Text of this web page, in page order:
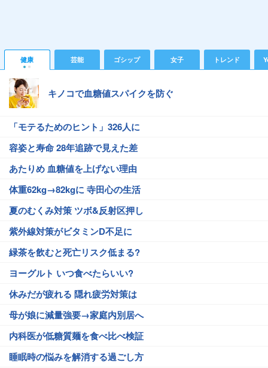
健康 芸能 ゴシップ 女子 トレンド
キノコで血糖値スパイクを防ぐ
「モテるためのヒント」326人に
容姿と寿命 28年追跡で見えた差
あたりめ 血糖値を上げない理由
体重62kg→82kgに 寺田心の生活
夏のむくみ対策 ツボ&反射区押し
紫外線対策がビタミンD不足に
緑茶を飲むと死亡リスク低まる?
ヨーグルト いつ食べたらいい?
休みだが疲れる 隠れ疲労対策は
母が娘に減量強要→家庭内別居へ
内科医が低糖質麺を食べ比べ検証
睡眠時の悩みを解消する過ごし方